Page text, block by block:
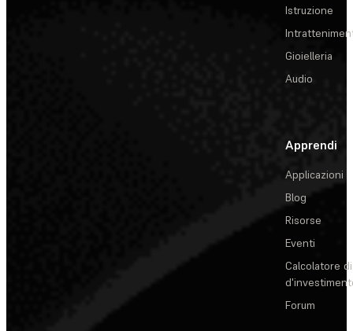
Istruzione
Gioielleria
Audio
Apprendi
Applicazioni
Blog
Risorse
Eventi
Calcolatore
Forum